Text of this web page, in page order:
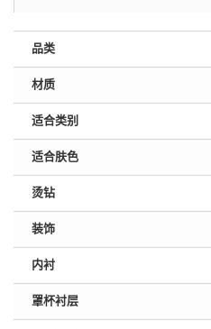
品类
材质
适合类别
适合肤色
烫钻
装饰
内衬
罩杯衬层